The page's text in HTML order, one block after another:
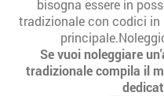
bisogna essere in
tradizionale con codici
Se vuoi noleggiare
tradizionale compila il